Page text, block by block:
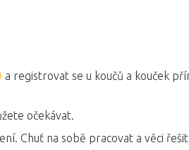
a registrovat se u koučů a kouček
očekávat.
Chuť na sobě pracovat a věci